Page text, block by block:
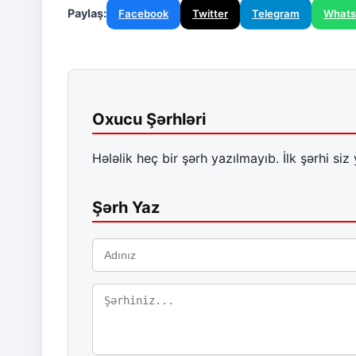
Paylaş: Facebook Twitter Telegram
Oxucu Şərhləri
Hələlik heç bir şərh yazılmayıb. İlk şərhi siz
Şərh Yaz